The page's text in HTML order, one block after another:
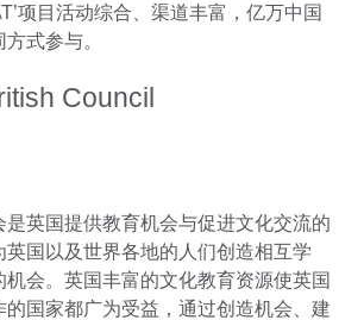
项目活动综合、渠道丰富，亿万中国
式参与。
Council
是英国提供教育机会与促进文化交流的
英国以及世界各地的人们创造相互学
机会。英国丰富的文化教育资源使英国
的国家都广为受益，通过创造机会、建